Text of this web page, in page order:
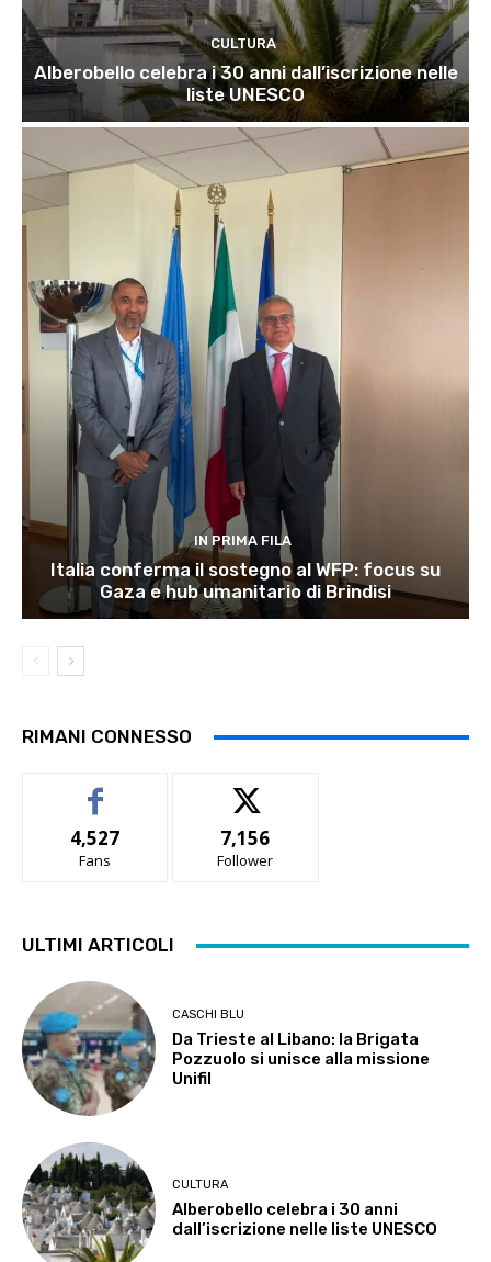
CULTURA
Alberobello celebra i 30 anni dall’iscrizione nelle
liste UNESCO
IN PRIMA FILA
Italia conferma il sostegno al WFP: focus su
Gaza e hub umanitario di Brindisi
RIMANI CONNESSO
4,527
Fans
7,156
Follower
ULTIMI ARTICOLI
CASCHI BLU
Da Trieste al Libano: la Brigata
Pozzuolo si unisce alla missione
Unifil
CULTURA
Alberobello celebra i 30 anni
dall’iscrizione nelle liste UNESCO